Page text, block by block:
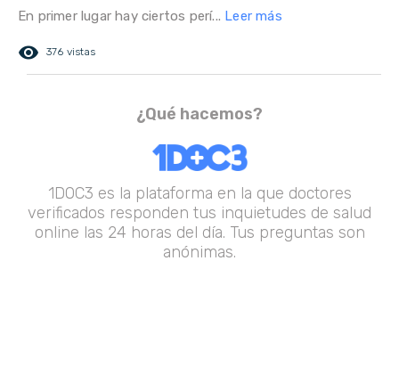
En primer lugar hay ciertos perí... Leer más
remove_red_eye 376 vistas
¿Qué hacemos?
1DOC3 es la plataforma en la que doctores
verificados responden tus inquietudes de salud
online las 24 horas del día. Tus preguntas son
anónimas.